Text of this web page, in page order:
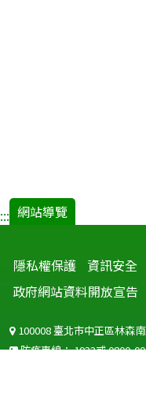
::: 網站導覽
隱私權保護 資訊安全
政府網站資料開放宣告
100008 臺北市中正區林森
防疫專線：1922或0800-